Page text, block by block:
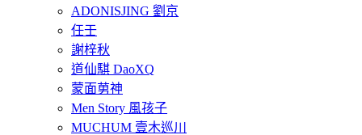
ADONISJING 劉京
任壬
謝梓秋
道仙騏 DaoXQ
蒙面莮神
Men Story 風孩子
MUCHUM 壹木巡川